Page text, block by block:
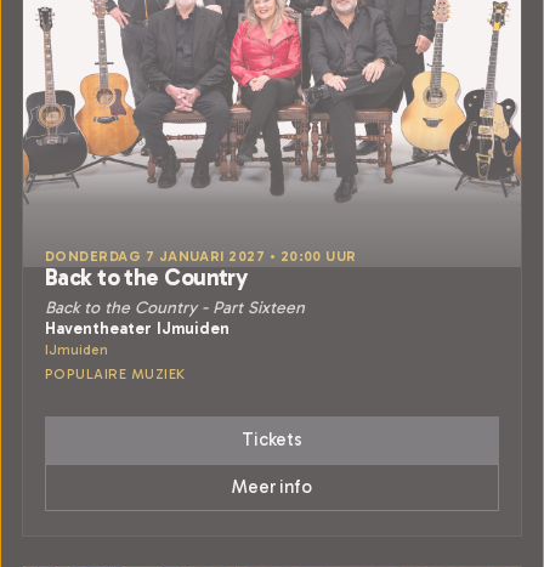
DONDERDAG 7 JANUARI 2027 • 20:00 UUR
Back to the Country
Back to the Country - Part Sixteen
Haventheater IJmuiden
IJmuiden
POPULAIRE MUZIEK
Tickets
Meer info